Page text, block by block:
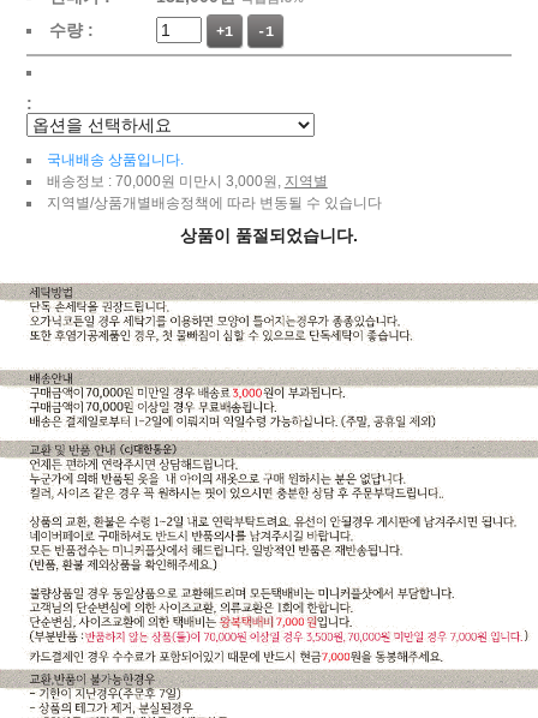
수량 : +1 -1
:
국내배송 상품입니다.
배송정보 : 70,000원 미만시 3,000원, 지역별
지역별/상품개별배송정책에 따라 변동될 수 있습니다
상품이 품절되었습니다.